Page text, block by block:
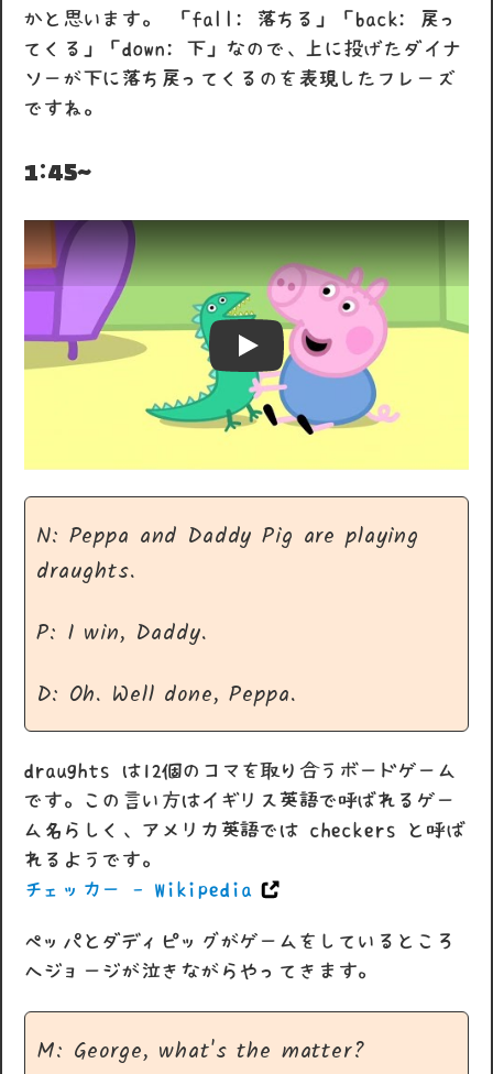
かと思います。 「fall: 落ちる」「back: 戻っ
てくる」「down: 下」なので、上に投げたダイナ
ソーが下に落ち戻ってくるのを表現したフレーズ
ですね。
1:45~
Play
N: Peppa and Daddy Pig are playing
draughts.
P: I win, Daddy.
D: Oh. Well done, Peppa.
draughts は12個のコマを取り合うボードゲーム
です。この言い方はイギリス英語で呼ばれるゲー
ム名らしく、アメリカ英語では checkers と呼ば
れるようです。
チェッカー - Wikipedia
ペッパとダディピッグがゲームをしているところ
へジョージが泣きながらやってきます。
M: George, what's the matter?